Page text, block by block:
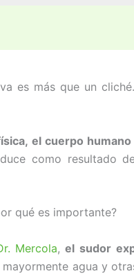
es más que un
el cuerpo
como resultado
qué es importante?
Mercola, el sudor
agua y